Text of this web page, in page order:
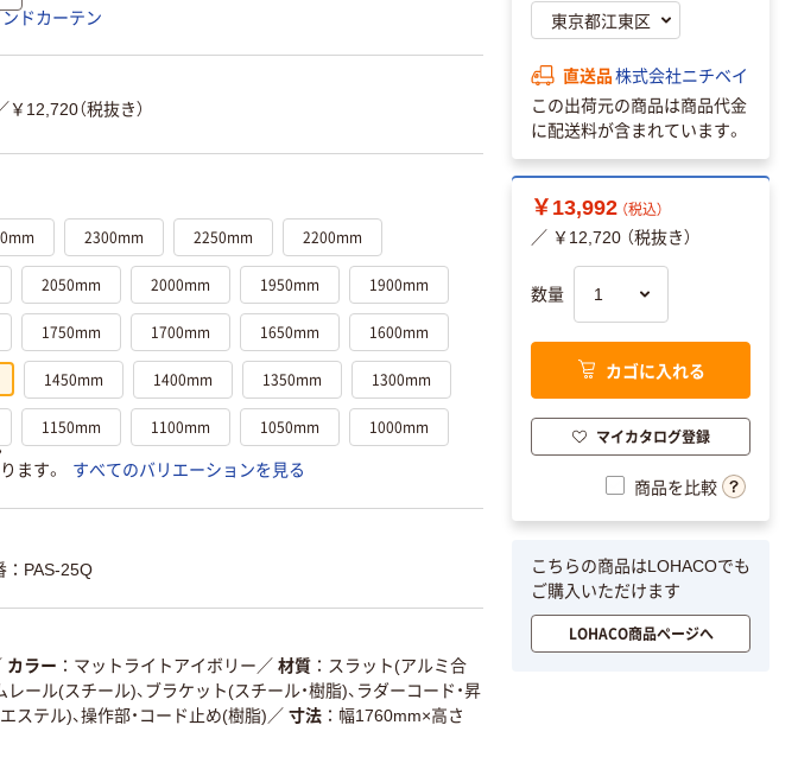
ドカーテン
￥12,720（税抜き）
2300mm 2250mm 2200mm
2050mm 2000mm 1950mm 1900mm
1750mm 1700mm 1650mm 1600mm
1450mm 1400mm 1350mm 1300mm
1150mm 1100mm 1050mm 1000mm
ます。
すべてのバリエーションを見る
：PAS-25Q
カラー マットライトアイボリー ／ 材質
スラット(アルミ合
レール(スチール)、ブラケット(スチール・樹脂)、ラダーコード・昇
ステル)、操作部・コード止め(樹脂) ／ 寸法
幅1760mm×高さ
直送品株式会社ニチベイ
この出荷元の商品は商品代金
に配送料が含まれています。
￥13,992 （税込）
／ ￥12,720 （税抜き）
数量
カゴに入れる
マイカタログ登録
商品を比較
こちらの商品はLOHACOでも
ご購入いただけます
LOHACO商品ページへ